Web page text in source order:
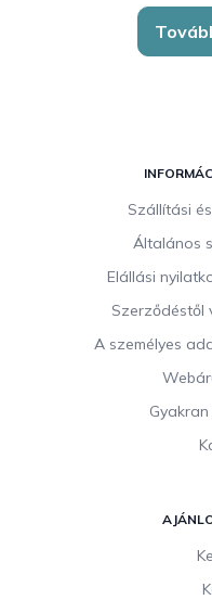
Szállítási
Általános
Elállási
Szerződéstől
A személyes